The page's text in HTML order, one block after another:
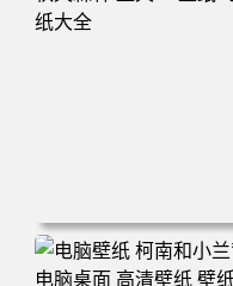
电脑壁纸 动漫 兔子朱迪
林 蓝天 4k壁纸 电脑桌面